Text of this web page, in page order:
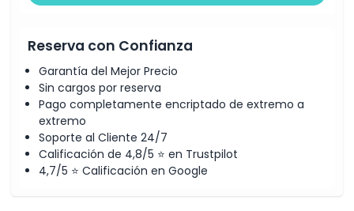
Reserva con Confianza
Garantía del Mejor Precio
Sin cargos por reserva
Pago completamente encriptado de extremo a
extremo
Soporte al Cliente 24/7
Calificación de 4,8/5 ⭐ en Trustpilot
4,7/5 ⭐ Calificación en Google